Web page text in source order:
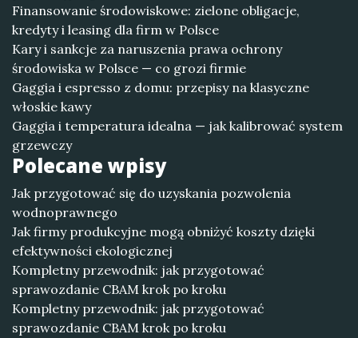
Finansowanie środowiskowe: zielone obligacje,
kredyty i leasing dla firm w Polsce
Kary i sankcje za naruszenia prawa ochrony
środowiska w Polsce — co grozi firmie
Gaggia i espresso z domu: przepisy na klasyczne
włoskie kawy
Gaggia i temperatura idealna — jak kalibrować system
grzewczy
Polecane wpisy
Jak przygotować się do uzyskania pozwolenia
wodnoprawnego
Jak firmy produkcyjne mogą obniżyć koszty dzięki
efektywności ekologicznej
Kompletny przewodnik: jak przygotować
sprawozdanie CBAM krok po kroku
Kompletny przewodnik: jak przygotować
sprawozdanie CBAM krok po kroku